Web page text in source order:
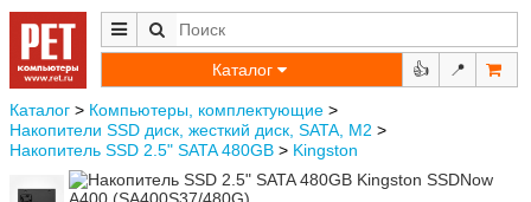
Каталог 👍 📍
Каталог > Компьютеры, комплектующие >
Накопители SSD диск, жесткий диск, SATA, M2 >
Накопитель SSD 2.5" SATA 480GB > Kingston